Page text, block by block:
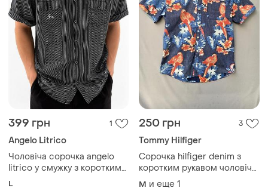
399 грн 1
Angelo Litrico
Чоловіча сорочка angelo
litrico у смужку з коротким
рукавом | розмір l
L
250 грн 3
Tommy Hilfiger
Сорочка hilfiger denim з
коротким рукавом чоловіча
l-ка шведка
M и еще 1